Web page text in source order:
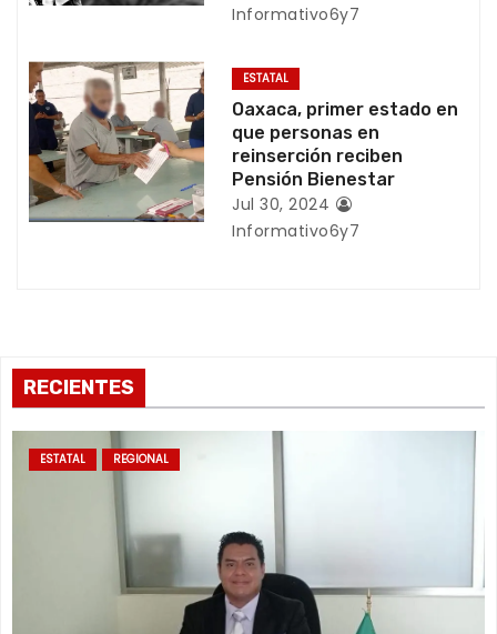
r
a
d
a
Informativo6y7
ESTATAL
Oaxaca, primer estado en
que personas en
reinserción reciben
Pensión Bienestar
Jul 30, 2024
Informativo6y7
RECIENTES
ESTATAL REGIONAL